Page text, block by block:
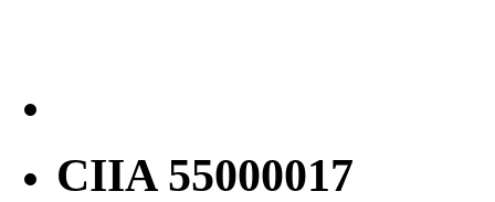
CIIA 55000017